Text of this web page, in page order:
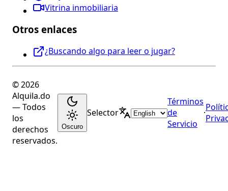
Vitrina inmobiliaria
Otros enlaces
¿Buscando algo para leer o jugar?
© 2026
Alquila.do
— Todos
los
derechos
reservados.
Oscuro
Selector
Términos
de
Servicio
·